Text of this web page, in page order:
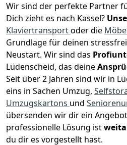
Wir sind der perfekte Partner
Dich zieht es nach Kassel?
Klaviertransportoder die
Grundlage für deinen
Neustart. Wir sind das
Lüdenscheid, das deine
Seit über 2 Jahren sind wir in
eins in Sachen Umzug,
Umzugskartons und
übersenden wir dir ein
professionelle Lösung ist
du dir es vorgestellt hast.